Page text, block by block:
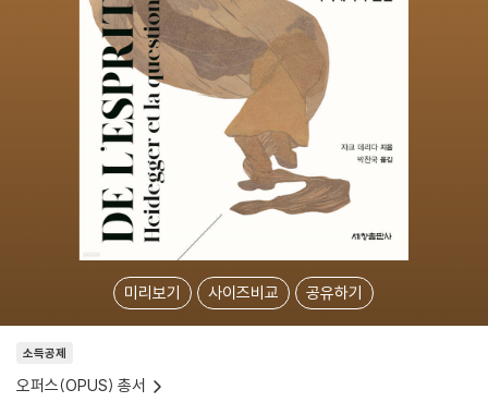
미리보기 사이즈비교 공유하기
소득공제
오퍼스(OPUS) 총서